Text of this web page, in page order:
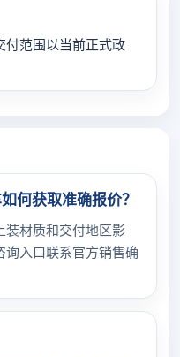
付范围以当前正式政
何获取准确报价？
装材质和交付地区影
询入口联系官方销售确